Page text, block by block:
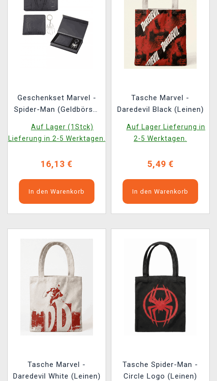
Geschenkset Marvel -
Spider-Man (Geldbörse,
(beschädigte
Verpackung)
Auf Lager (1Stck)
Lieferung in 2-5 Werktagen.
16,13 €
In den Warenkorb
Tasche Marvel -
Daredevil Black (Leinen)
Auf Lager Lieferung in
2-5 Werktagen.
5,49 €
In den Warenkorb
Tasche Marvel -
Daredevil White (Leinen)
Tasche Spider-Man -
Circle Logo (Leinen)